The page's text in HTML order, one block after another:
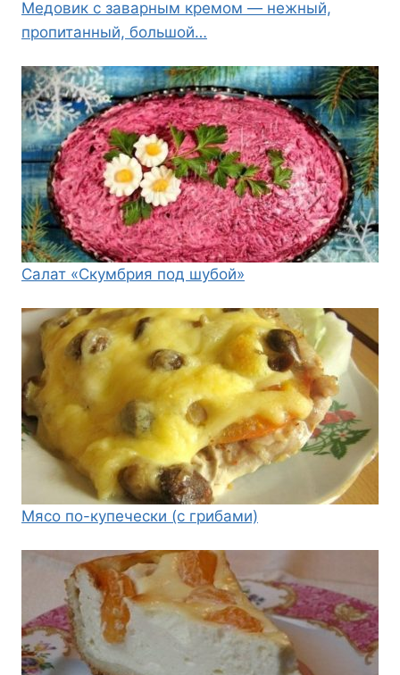
Медовик с заварным кремом — нежный,
пропитанный, большой…
Салат «Скумбрия под шубой»
Мясо по-купечески (с грибами)